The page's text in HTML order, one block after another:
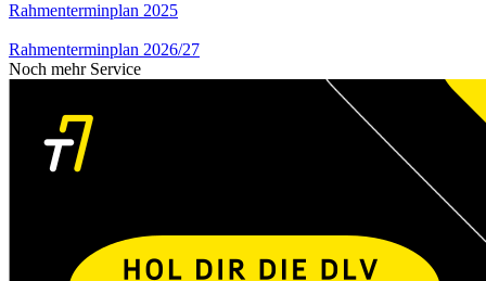
Rahmenterminplan 2025
Rahmenterminplan 2026/27
Noch mehr Service